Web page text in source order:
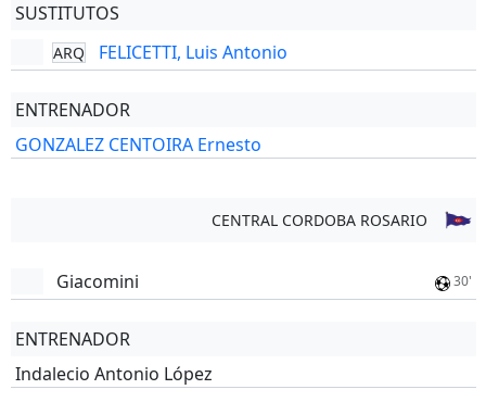
SUSTITUTOS
ARQ FELICETTI, Luis Antonio
ENTRENADOR
GONZALEZ CENTOIRA Ernesto
CENTRAL CORDOBA ROSARIO
Giacomini 30'
ENTRENADOR
Indalecio Antonio López